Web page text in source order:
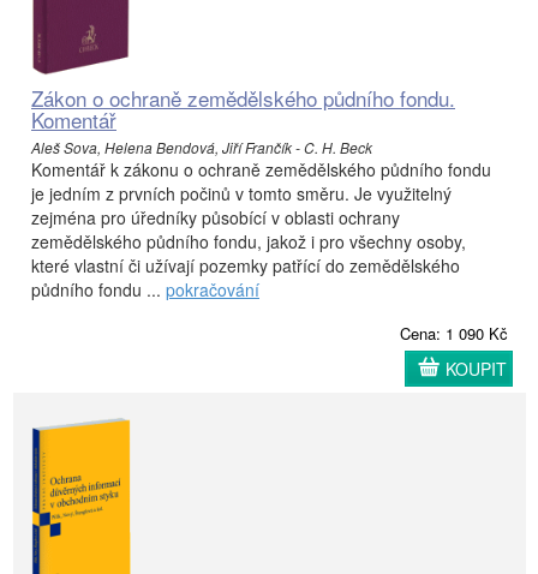
Zákon o ochraně zemědělského půdního fondu.
Komentář
Aleš Sova, Helena Bendová, Jiří Frančík - C. H. Beck
Komentář k zákonu o ochraně zemědělského půdního fondu
je jedním z prvních počinů v tomto směru. Je využitelný
zejména pro úředníky působící v oblasti ochrany
zemědělského půdního fondu, jakož i pro všechny osoby,
které vlastní či užívají pozemky patřící do zemědělského
půdního fondu ... pokračování
Cena: 1 090 Kč
KOUPIT